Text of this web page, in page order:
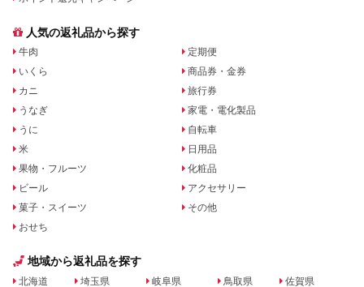
人気の返礼品から探す
牛肉
いくら
カニ
うなぎ
うに
米
果物・フルーツ
ビール
菓子・スイーツ
おせち
定期便
商品券・金券
旅行券
家電・電化製品
自転車
日用品
化粧品
アクセサリー
その他
地域から返礼品を探す
北海道
埼玉県
岐阜県
鳥取県
佐賀県